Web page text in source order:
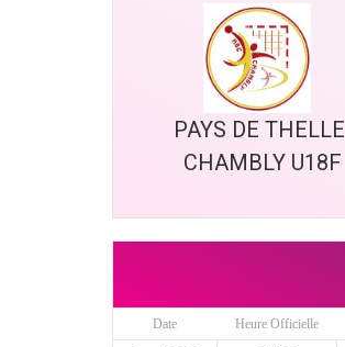
PAYS DE THELLE
CHAMBLY U18F
Date Heure Officielle